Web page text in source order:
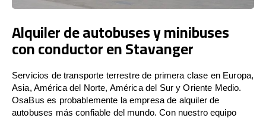
Alquiler de autobuses y minibuses
con conductor en Stavanger
Servicios de transporte terrestre de primera clase en Europa,
Asia, América del Norte, América del Sur y Oriente Medio.
OsaBus es probablemente la empresa de alquiler de
autobuses más confiable del mundo. Con nuestro equipo